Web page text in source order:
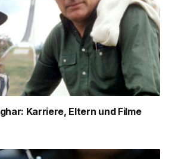
Karriere, Eltern und Filme